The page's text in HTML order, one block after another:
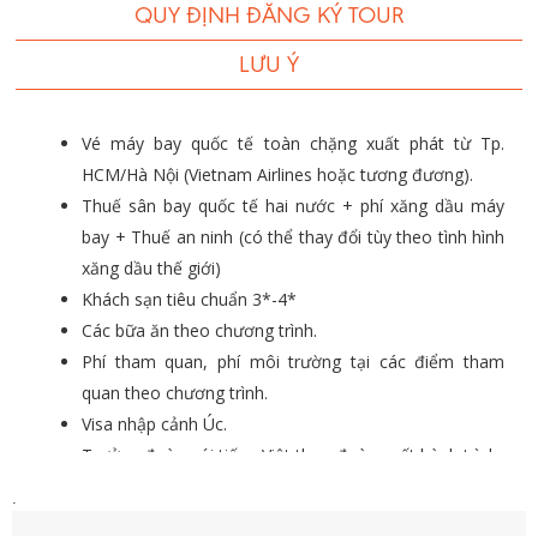
QUY ĐỊNH ĐĂNG KÝ TOUR
LƯU Ý
Vé máy bay quốc tế toàn chặng xuất phát từ Tp.
HCM/Hà Nội (Vietnam Airlines hoặc tương đương).
Thuế sân bay quốc tế hai nước + phí xăng dầu máy
bay + Thuế an ninh (có thể thay đổi tùy theo tình hình
xăng dầu thế giới)
Khách sạn tiêu chuẩn 3*-4*
Các bữa ăn theo chương trình.
Phí tham quan, phí môi trường tại các điểm tham
quan theo chương trình.
Visa nhập cảnh Úc.
Trưởng đoàn nói tiếng Việt theo đoàn suốt hành trình.
.